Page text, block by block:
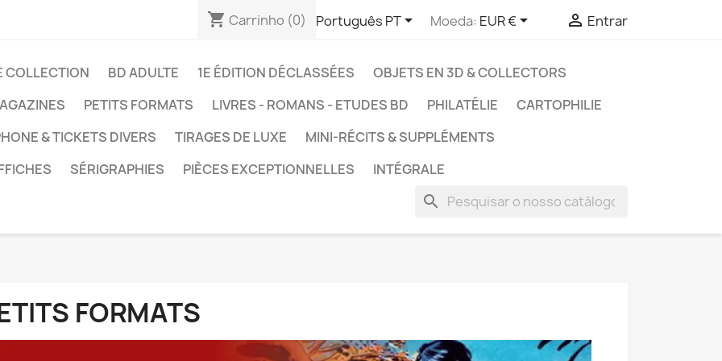
shopping_cart Carrinho (0) Português PT Moeda: EUR €  Entrar
COLLECTION BD ADULTE 1E ÉDITION DÉCLASSÉES
OBJETS EN 3D & COLLECTORS
PETITS FORMATS LIVRES - ROMANS - ETUDES BD PHILATÉLIE
CARTOPHILIE
& TICKETS DIVERS
TIRAGES DE LUXE
MINI-RÉCITS & SUPPLÉMENTS
SÉRIGRAPHIES PIÈCES EXCEPTIONNELLES INTÉGRALE
search
FORMATS